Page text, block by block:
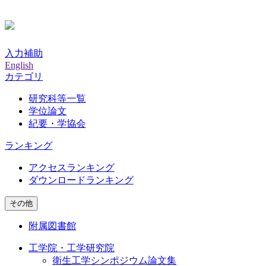
入力補助
English
カテゴリ
研究科等一覧
学位論文
紀要・学協会
ランキング
アクセスランキング
ダウンロードランキング
その他
附属図書館
工学院・工学研究院
衛生工学シンポジウム論文集